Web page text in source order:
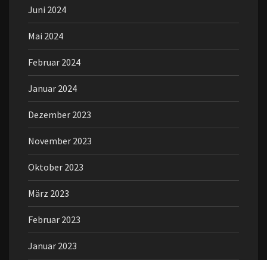
Juni 2024
Mai 2024
Februar 2024
Januar 2024
Dezember 2023
November 2023
Oktober 2023
März 2023
Februar 2023
Januar 2023